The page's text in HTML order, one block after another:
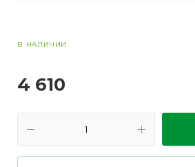
В НАЛИЧИИ
4 610